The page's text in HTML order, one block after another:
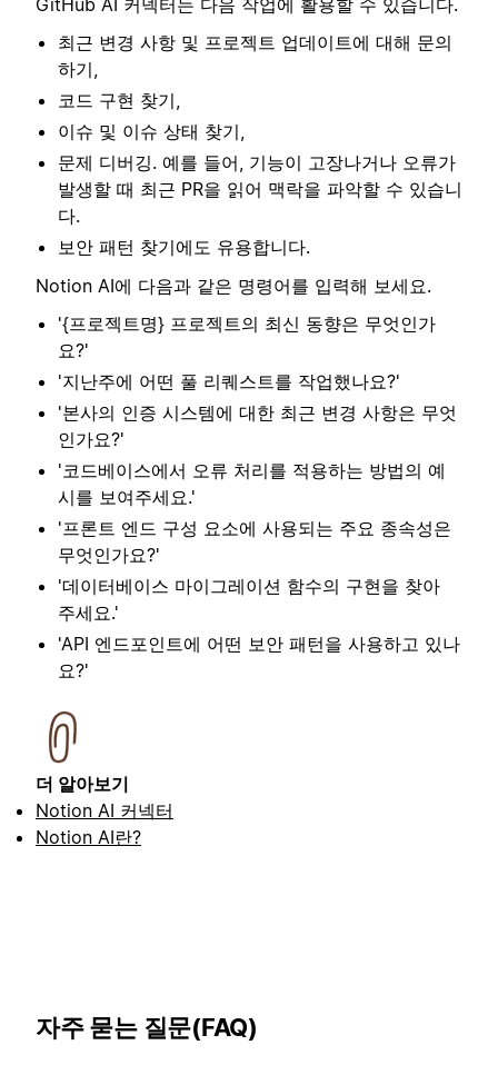
최근 변경 사항 및 프로젝트 업데이트에 대해 문의
하기,
코드 구현 찾기,
이슈 및 이슈 상태 찾기,
문제 디버깅. 예를 들어, 기능이 고장나거나 오류가
발생할 때 최근 PR을 읽어 맥락을 파악할 수 있습니
다.
보안 패턴 찾기에도 유용합니다.
Notion AI에 다음과 같은 명령어를 입력해 보세요.
'{프로젝트명} 프로젝트의 최신 동향은 무엇인가
요?'
'지난주에 어떤 풀 리퀘스트를 작업했나요?'
'본사의 인증 시스템에 대한 최근 변경 사항은 무엇
인가요?'
'코드베이스에서 오류 처리를 적용하는 방법의 예
시를 보여주세요.'
'프론트 엔드 구성 요소에 사용되는 주요 종속성은
무엇인가요?'
'데이터베이스 마이그레이션 함수의 구현을 찾아
주세요.'
'API 엔드포인트에 어떤 보안 패턴을 사용하고 있나
요?'
더 알아보기
Notion AI 커넥터
Notion AI란?
자주 묻는 질문(FAQ)